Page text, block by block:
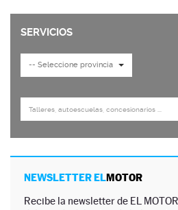
NEWSLETTER ELMOTOR
Recibe la newsletter de EL